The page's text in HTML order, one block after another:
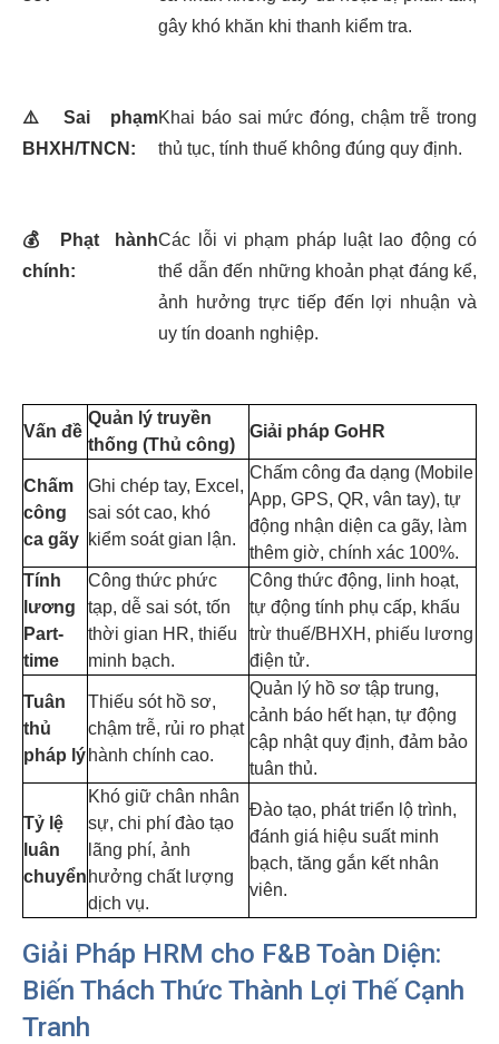
gây khó khăn khi thanh kiểm tra.
⚠️
Sai phạm
BHXH/TNCN:
Khai báo sai mức đóng, chậm trễ trong
thủ tục, tính thuế không đúng quy định.
💰
Phạt hành
chính:
Các lỗi vi phạm pháp luật lao động có
thể dẫn đến những khoản phạt đáng kể,
ảnh hưởng trực tiếp đến lợi nhuận và
uy tín doanh nghiệp.
Vấn đề
Quản lý truyền
thống (Thủ công)
Giải pháp GoHR
Chấm
công
ca gãy
Ghi chép tay, Excel,
sai sót cao, khó
kiểm soát gian lận.
Chấm công đa dạng (Mobile
App, GPS, QR, vân tay), tự
động nhận diện ca gãy, làm
thêm giờ, chính xác 100%.
Tính
lương
Part-
time
Công thức phức
tạp, dễ sai sót, tốn
thời gian HR, thiếu
minh bạch.
Công thức động, linh hoạt,
tự động tính phụ cấp, khấu
trừ thuế/BHXH, phiếu lương
điện tử.
Tuân
thủ
pháp lý
Thiếu sót hồ sơ,
chậm trễ, rủi ro phạt
hành chính cao.
Quản lý hồ sơ tập trung,
cảnh báo hết hạn, tự động
cập nhật quy định, đảm bảo
tuân thủ.
Tỷ lệ
luân
chuyển
Khó giữ chân nhân
sự, chi phí đào tạo
lãng phí, ảnh
hưởng chất lượng
dịch vụ.
Đào tạo, phát triển lộ trình,
đánh giá hiệu suất minh
bạch, tăng gắn kết nhân
viên.
Giải Pháp HRM cho F&B Toàn Diện:
Biến Thách Thức Thành Lợi Thế Cạnh
Tranh